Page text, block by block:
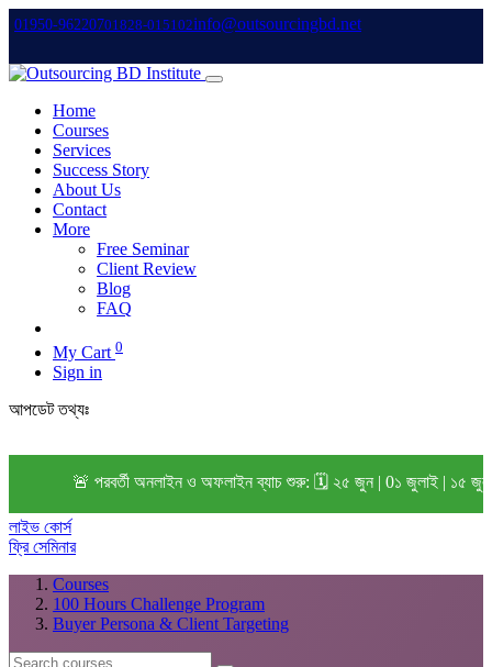
01950-96220701828-015102info@outsourcingbd.net
Home
Courses
Services
Success Story
About Us
Contact
More
Free Seminar
Client Review
Blog
FAQ
My Cart 0
Sign in
আপডেট তথ্যঃ
🚨 পরবর্তী অনলাইন ও অফলাইন ব্যাচ শুরু: 🗓️ ২৫ জুন | 0১ জুলাই | ১৫ জুলাই
লাইভ কোর্স
ফ্রি সেমিনার
Courses
100 Hours Challenge Program
Buyer Persona & Client Targeting